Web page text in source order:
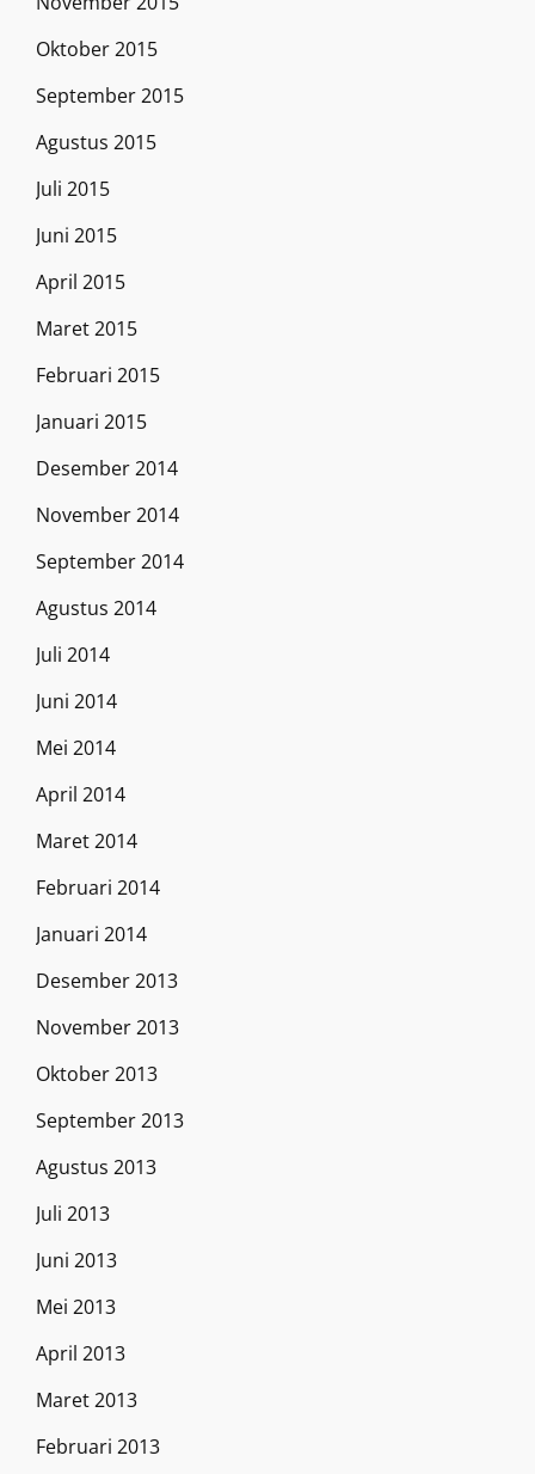
Oktober 2015
September 2015
Agustus 2015
Juli 2015
Juni 2015
April 2015
Maret 2015
Februari 2015
Januari 2015
Desember 2014
November 2014
September 2014
Agustus 2014
Juli 2014
Juni 2014
Mei 2014
April 2014
Maret 2014
Februari 2014
Januari 2014
Desember 2013
November 2013
Oktober 2013
September 2013
Agustus 2013
Juli 2013
Juni 2013
Mei 2013
April 2013
Maret 2013
Februari 2013